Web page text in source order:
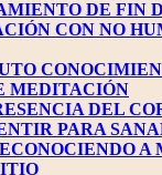
DE FIN
CON NO
MEDITACIÓN
DEL
PARA
A